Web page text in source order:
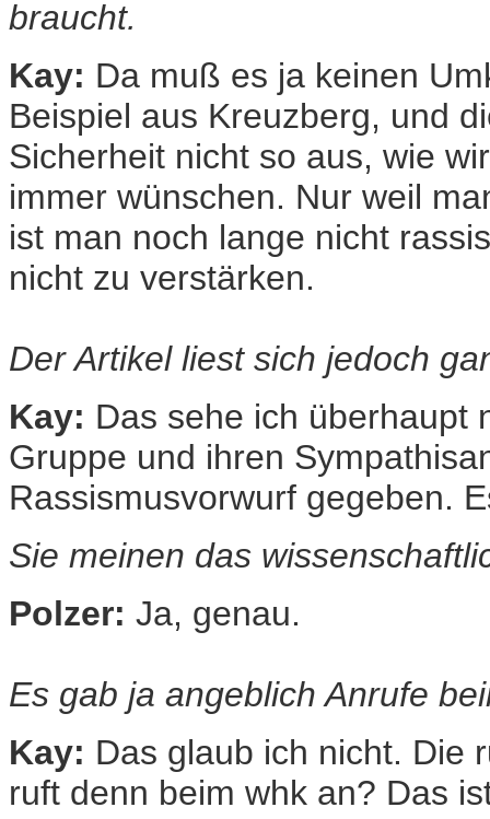
braucht.
Kay: Da muß es ja keinen
Beispiel aus Kreuzberg, und
Sicherheit nicht so aus, wie
immer wünschen. Nur weil
ist man noch lange nicht
nicht zu verstärken.
Der Artikel liest sich jedoch
Kay: Das sehe ich überhaupt
Gruppe und ihren
Rassismusvorwurf gegeben.
Sie meinen das
Polzer: Ja, genau.
Es gab ja angeblich Anrufe
Kay: Das glaub ich nicht. Die
ruft denn beim whk an? Das